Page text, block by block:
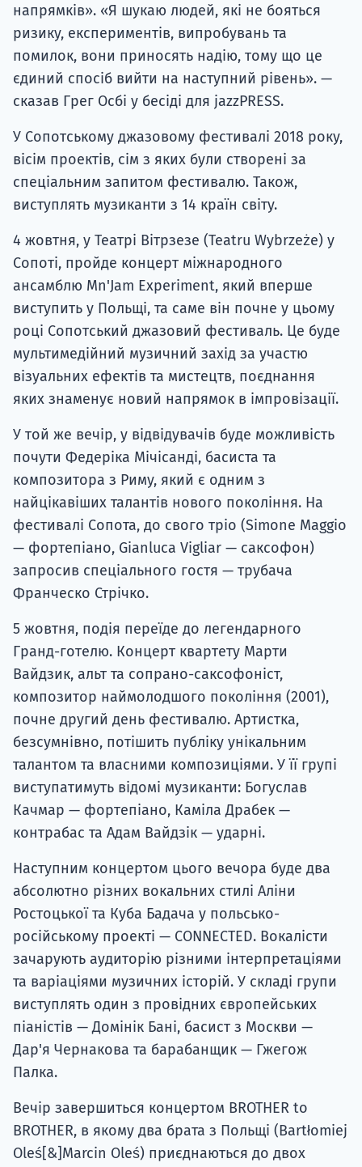
напрямків». «Я шукаю людей, які не бояться
ризику, експериментів, випробувань та
помилок, вони приносять надію, тому що це
єдиний спосіб вийти на наступний рівень». —
сказав Грег Осбі у бесіді для jazzPRESS.
У Сопотському джазовому фестивалі 2018 року,
вісім проектів, сім з яких були створені за
спеціальним запитом фестивалю. Також,
виступлять музиканти з 14 країн світу.
4 жовтня, у Театрі Вітрзезе (Teatru Wybrzeże) у
Сопоті, пройде концерт міжнародного
ансамблю Mn'Jam Experiment, який вперше
виступить у Польщі, та саме він почне у цьому
році Сопотський джазовий фестиваль. Це буде
мультимедійний музичний захід за участю
візуальних ефектів та мистецтв, поєднання
яких знаменує новий напрямок в імпровізації.
У той же вечір, у відвідувачів буде можливість
почути Федеріка Мічісанді, басиста та
композитора з Риму, який є одним з
найцікавіших талантів нового покоління. На
фестивалі Сопота, до свого тріо (Simone Maggio
— фортепіано, Gianluca Vigliar — саксофон)
запросив спеціального гостя — трубача
Франческо Стрічко.
5 жовтня, подія переїде до легендарного
Гранд-готелю. Концерт квартету Марти
Вайдзик, альт та сопрано-саксофоніст,
композитор наймолодшого покоління (2001),
почне другий день фестивалю. Артистка,
безсумнівно, потішить публіку унікальним
талантом та власними композиціями. У її групі
виступатимуть відомі музиканти: Богуслав
Качмар — фортепіано, Каміла Драбек —
контрабас та Адам Вайдзік — ударні.
Наступним концертом цього вечора буде два
абсолютно різних вокальних стилі Аліни
Ростоцької та Куба Бадача у польсько-
російському проекті — CONNECTED. Вокалісти
зачарують аудиторію різними інтерпретаціями
та варіаціями музичних історій. У складі групи
виступлять один з провідних європейських
піаністів — Домінік Бані, басист з Москви —
Дар'я Чернакова та барабанщик — Гжегож
Палка.
Вечір завершиться концертом BROTHER to
BROTHER, в якому два брата з Польщі (Bartłomiej
Oleś[&]Marcin Oleś) приєднаються до двох